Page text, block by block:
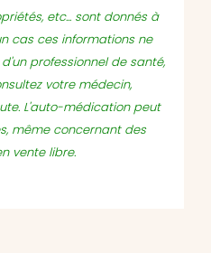
etc... sont donnés à
cas ces informations ne
professionnel de santé,
votre médecin,
L'auto-médication peut
même concernant des
vente libre.